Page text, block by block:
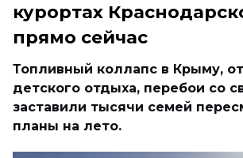
курортах
прямо сейчас
Топливный коллапс в Крыму,
детского отдыха, перебои со
заставили тысячи семей
планы на лето.